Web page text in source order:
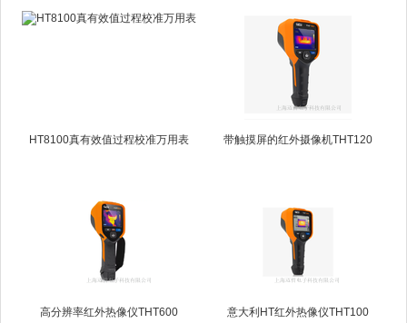
HT8100真有效值过程校准万用表 带触摸屏的红外摄像机THT120
高分辨率红外热像仪THT600 意大利HT红外热像仪THT100